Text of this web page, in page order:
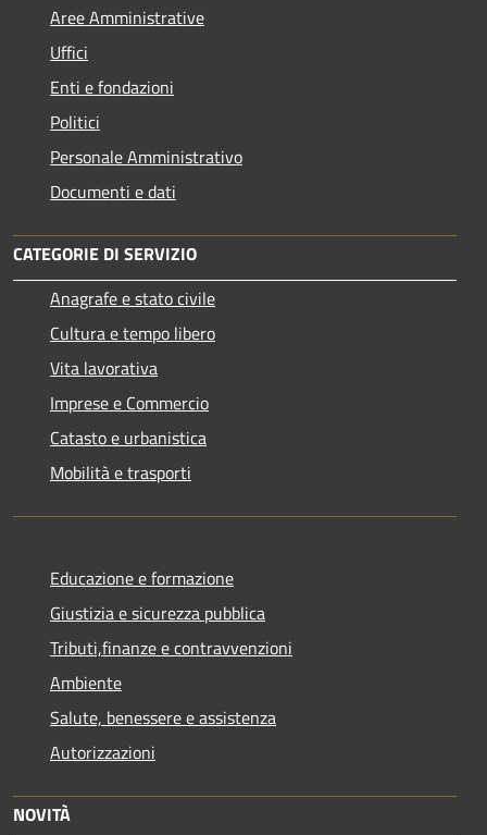
Aree Amministrative
Uffici
Enti e fondazioni
Politici
Personale Amministrativo
Documenti e dati
CATEGORIE DI SERVIZIO
Anagrafe e stato civile
Cultura e tempo libero
Vita lavorativa
Imprese e Commercio
Catasto e urbanistica
Mobilità e trasporti
Educazione e formazione
Giustizia e sicurezza pubblica
Tributi,finanze e contravvenzioni
Ambiente
Salute, benessere e assistenza
Autorizzazioni
NOVITÀ